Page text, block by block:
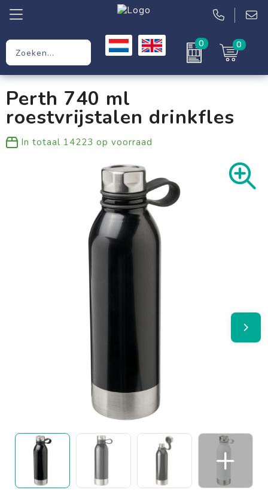
0 0
Werkkleding
Kleding
Perth 740 ml
roestvrijstalen drinkfles
In totaal 14223 op voorraad